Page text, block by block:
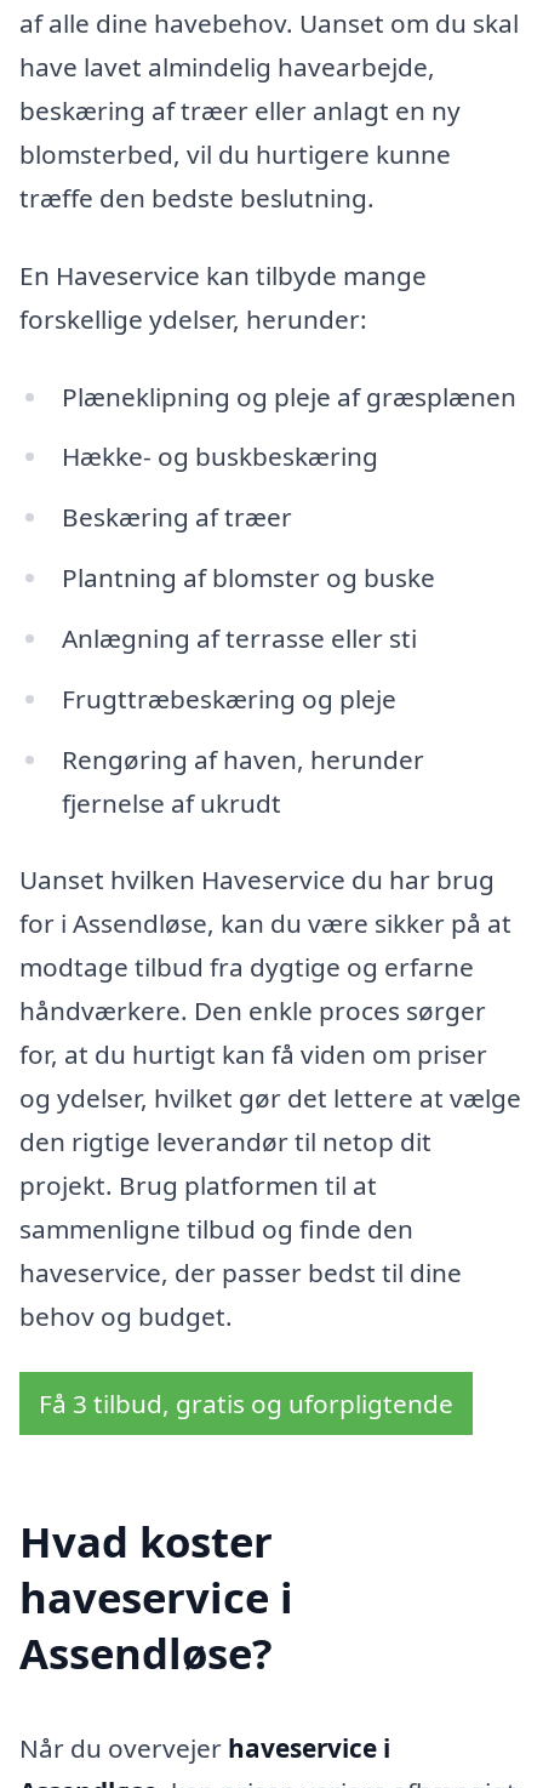
af alle dine havebehov. Uanset om du skal
have lavet almindelig havearbejde,
beskæring af træer eller anlagt en ny
blomsterbed, vil du hurtigere kunne
træffe den bedste beslutning.
En Haveservice kan tilbyde mange
forskellige ydelser, herunder:
Plæneklipning og pleje af græsplænen
Hække- og buskbeskæring
Beskæring af træer
Plantning af blomster og buske
Anlægning af terrasse eller sti
Frugttræbeskæring og pleje
Rengøring af haven, herunder
fjernelse af ukrudt
Uanset hvilken Haveservice du har brug
for i Assendløse, kan du være sikker på at
modtage tilbud fra dygtige og erfarne
håndværkere. Den enkle proces sørger
for, at du hurtigt kan få viden om priser
og ydelser, hvilket gør det lettere at vælge
den rigtige leverandør til netop dit
projekt. Brug platformen til at
sammenligne tilbud og finde den
haveservice, der passer bedst til dine
behov og budget.
Få 3 tilbud, gratis og uforpligtende
Hvad koster
haveservice i
Assendløse?
Når du overvejer haveservice i